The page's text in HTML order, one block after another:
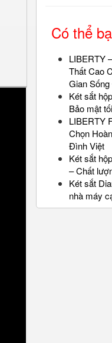
Có thể
LIBERTY
Thất Cao
Gian
Két sắt
Bảo mật
LIBERTY
Chọn
Đình Việt
Két sắt
– Chất
Két sắt
nhà máy